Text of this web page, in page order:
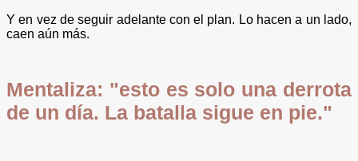
Y en vez de seguir adelante con el plan. Lo hacen a un lado,
caen aún más.
Mentaliza: "esto es solo una derrota
de un día. La batalla sigue en pie."